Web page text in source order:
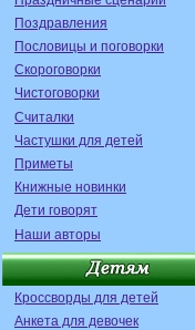
Поздравления
Пословицы и поговорки
Скороговорки
Чистоговорки
Считалки
Частушки для детей
Приметы
Книжные новинки
Дети говорят
Наши авторы
Кроссворды для детей
Анкета для девочек